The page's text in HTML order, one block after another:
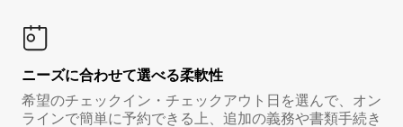
ニーズに合わせて選べる柔軟性
希望のチェックイン・チェックアウト日を選んで、オン
ラインで簡単に予約できる上、追加の義務や書類手続き